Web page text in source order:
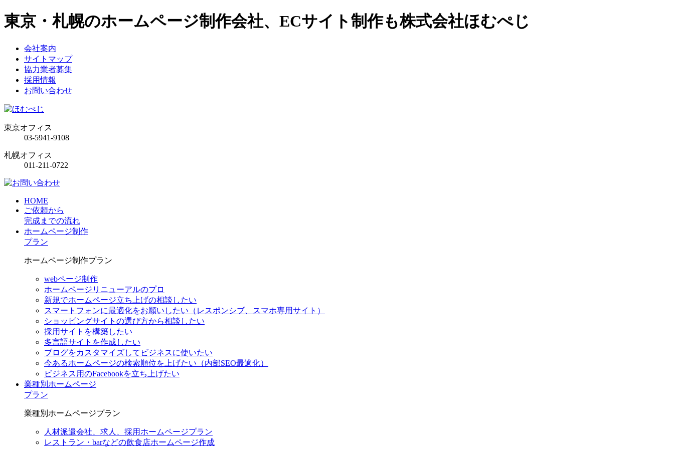
東京・札幌のホームページ制作会社、ECサイト制作も株式会社ほむぺじ
会社案内
サイトマップ
協力業者募集
採用情報
お問い合わせ
東京オフィス
03-5941-9108
札幌オフィス
011-211-0722
HOME
ご依頼から
完成までの流れ
ホームページ制作
プラン
ホームページ制作プラン
webページ制作
ホームページリニューアルのプロ
新規でホームページ立ち上げの相談したい
スマートフォンに最適化をお願いしたい（レスポンシブ、スマホ専用サイト）
ショッピングサイトの選び方から相談したい
採用サイトを構築したい
多言語サイトを作成したい
ブログをカスタマイズしてビジネスに使いたい
今あるホームページの検索順位を上げたい（内部SEO最適化）
ビジネス用のFacebookを立ち上げたい
業種別ホームページ
プラン
業種別ホームページプラン
人材派遣会社、求人、採用ホームページプラン
レストラン・barなどの飲食店ホームページ作成